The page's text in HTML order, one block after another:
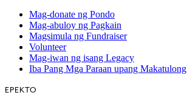
Mag-donate ng Pondo
Mag-abuloy ng Pagkain
Magsimula ng Fundraiser
Volunteer
Mag-iwan ng isang Legacy
Iba Pang Mga Paraan upang Makatulong
EPEKTO